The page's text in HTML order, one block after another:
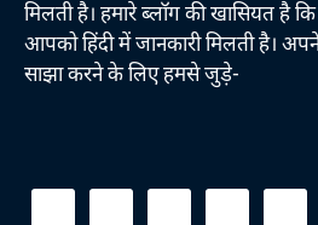
मिलती है। हमारे ब्लॉग की खासियत है
आपको हिंदी में जानकारी मिलती है।
साझा करने के लिए हमसे जुड़े-